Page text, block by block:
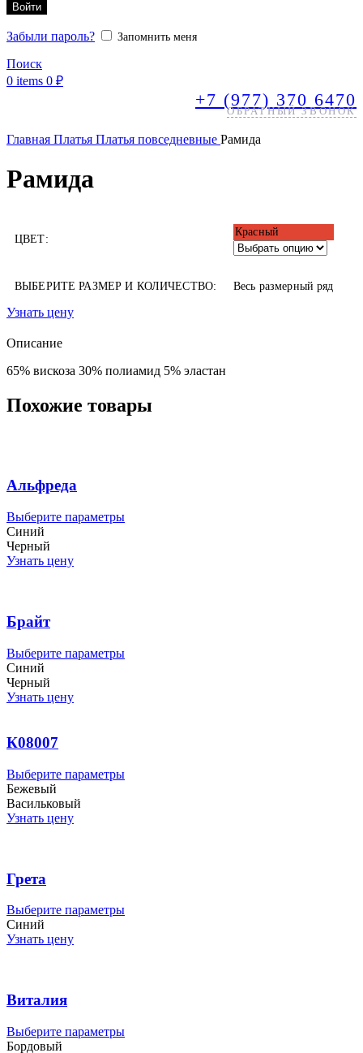
Войти
Забыли пароль? Запомнить меня
Поиск
0 items 0 ₽
+7 (977) 370 6470
ОБРАТНЫЙ ЗВОНОК
Главная Платья Платья повседневные Рамида
Рамида
ЦВЕТ:
Красный
ВЫБЕРИТЕ РАЗМЕР И КОЛИЧЕСТВО: Весь размерный ряд
Узнать цену
Описание
65% вискоза 30% полиамид 5% эластан
Похожие товары
Альфреда
Выберите параметрыЭтот
товара.
Синий
Черный
Узнать цену
Брайт
Выберите параметрыЭтот
на
странице
Синий
Черный
Узнать цену
К08007
Выберите параметрыЭтот
странице
товара.
Бежевый
Васильковый
Узнать цену
Грета
Выберите параметрыЭтот
на
странице
Синий
Узнать цену
Виталия
Выберите параметрыЭтот
Бордовый